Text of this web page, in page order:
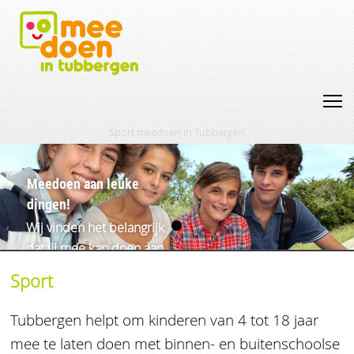
Sport meedoen in Tubbergen
Meedoen aan leuke
dingen!
Wij vinden het belangrijk
dat jij mee kan doen aan
naar muziekles.
Sport
Tubbergen helpt om kinderen van 4 tot 18 jaar
mee te laten doen met binnen- en buitenschoolse